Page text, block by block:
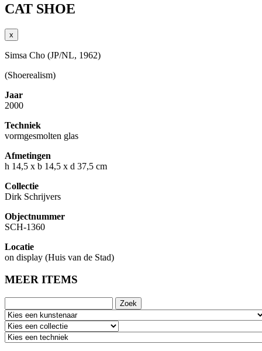
CAT SHOE
x
Simsa Cho (JP/NL, 1962)
(Shoerealism)
Jaar
2000
Techniek
vormgesmolten glas
Afmetingen
h 14,5 x b 14,5 x d 37,5 cm
Collectie
Dirk Schrijvers
Objectnummer
SCH-1360
Locatie
on display (Huis van de Stad)
MEER ITEMS
Zoek